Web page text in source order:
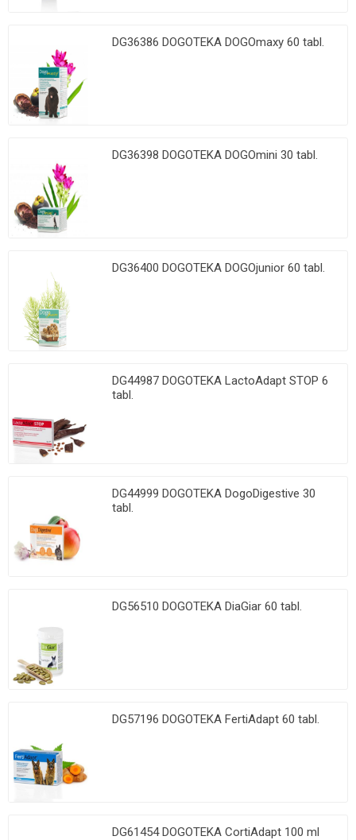
DG36386 DOGOTEKA DOGOmaxy 60 tabl.
DG36398 DOGOTEKA DOGOmini 30 tabl.
DG36400 DOGOTEKA DOGOjunior 60 tabl.
DG44987 DOGOTEKA LactoAdapt STOP 6
tabl.
DG44999 DOGOTEKA DogoDigestive 30
tabl.
DG56510 DOGOTEKA DiaGiar 60 tabl.
DG57196 DOGOTEKA FertiAdapt 60 tabl.
DG61454 DOGOTEKA CortiAdapt 100 ml